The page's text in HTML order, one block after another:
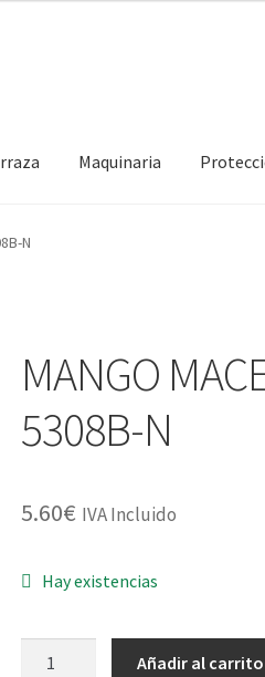
Maquinaria
N
MANGO
5308B-N
5.60€ IVA Incluido
Hay existencias
Añadir al carrito